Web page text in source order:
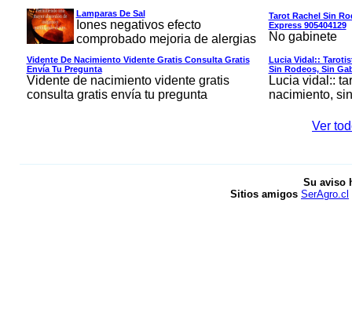
Lamparas De Sal
Iones negativos efecto
comprobado mejoria de alergias
Tarot Rachel Sin
Express 905404129
No gabinete
Vidente De Nacimiento Vidente Gratis Consulta Gratis
Envía Tu Pregunta
Vidente de nacimiento vidente gratis
consulta gratis envía tu pregunta
Lucia Vidal::
Sin Rodeos, Sin
Lucia vidal::
nacimiento,
Ver
Su aviso
Sitios amigos SerAgro.cl